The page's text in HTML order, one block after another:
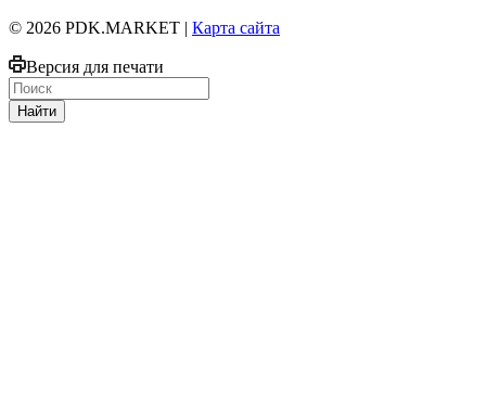
© 2026 PDK.MARKET | Карта сайта
Версия для печати
Найти